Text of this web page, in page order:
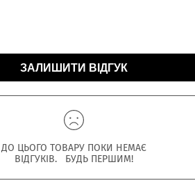
ЗАЛИШИТИ ВІДГУК
ДО ЦЬОГО ТОВАРУ ПОКИ НЕМАЄ
ВІДГУКІВ. БУДЬ ПЕРШИМ!